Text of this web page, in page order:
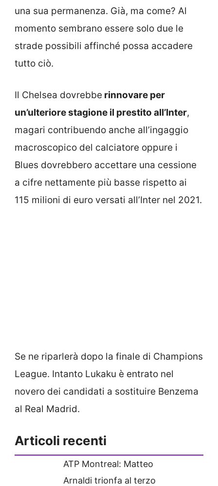
una sua permanenza. Già, ma come? Al
momento sembrano essere solo due le
strade possibili affinché possa accadere
tutto ciò.
Il Chelsea dovrebbe rinnovare per
un’ulteriore stagione il prestito all’Inter,
magari contribuendo anche all’ingaggio
macroscopico del calciatore oppure i
Blues dovrebbero accettare una cessione
a cifre nettamente più basse rispetto ai
115 milioni di euro versati all’Inter nel 2021.
Se ne riparlerà dopo la finale di Champions
League. Intanto Lukaku è entrato nel
novero dei candidati a sostituire Benzema
al Real Madrid.
Articoli recenti
ATP Montreal: Matteo
Arnaldi trionfa al terzo